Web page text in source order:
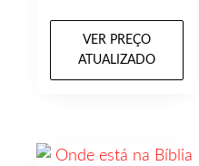
VER PREÇO
ATUALIZADO